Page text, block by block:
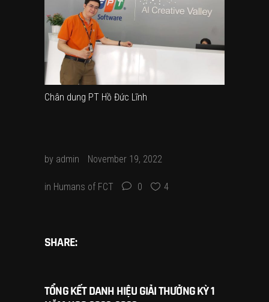
Chân dung PT Hồ Đức Lĩnh
by admin November 19, 2022
in Humans of FCT 0 4
SHARE:
TỔNG KẾT DANH HIỆU GIẢI THƯỞNG KỲ 1